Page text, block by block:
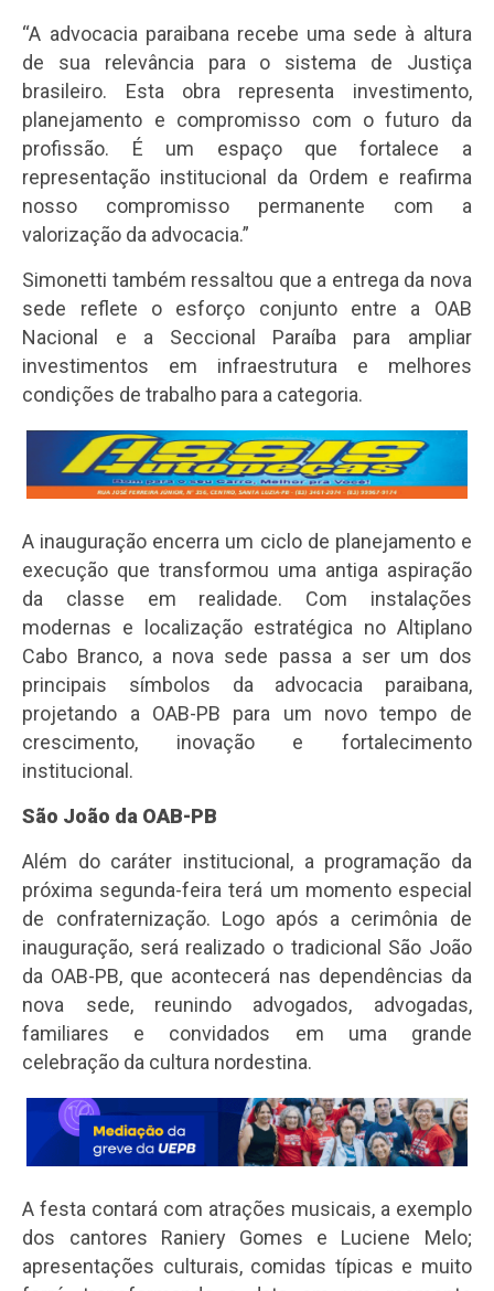
“A advocacia paraibana recebe uma sede à altura
de sua relevância para o sistema de Justiça
brasileiro. Esta obra representa investimento,
planejamento e compromisso com o futuro da
profissão. É um espaço que fortalece a
representação institucional da Ordem e reafirma
nosso compromisso permanente com a
valorização da advocacia.”
Simonetti também ressaltou que a entrega da nova
sede reflete o esforço conjunto entre a OAB
Nacional e a Seccional Paraíba para ampliar
investimentos em infraestrutura e melhores
condições de trabalho para a categoria.
A inauguração encerra um ciclo de planejamento e
execução que transformou uma antiga aspiração
da classe em realidade. Com instalações
modernas e localização estratégica no Altiplano
Cabo Branco, a nova sede passa a ser um dos
principais símbolos da advocacia paraibana,
projetando a OAB-PB para um novo tempo de
crescimento, inovação e fortalecimento
institucional.
São João da OAB-PB
Além do caráter institucional, a programação da
próxima segunda-feira terá um momento especial
de confraternização. Logo após a cerimônia de
inauguração, será realizado o tradicional São João
da OAB-PB, que acontecerá nas dependências da
nova sede, reunindo advogados, advogadas,
familiares e convidados em uma grande
celebração da cultura nordestina.
A festa contará com atrações musicais, a exemplo
dos cantores Raniery Gomes e Luciene Melo;
apresentações culturais, comidas típicas e muito